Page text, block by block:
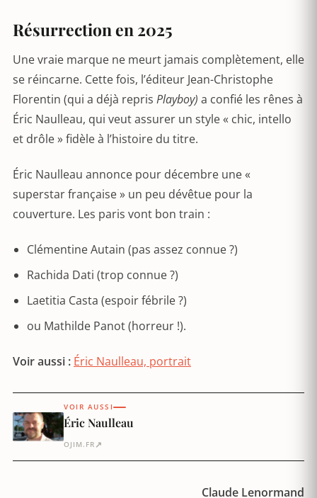
Résurrection en 2025
Une vraie marque ne meurt jamais complètement, elle
se réincarne. Cette fois, l’éditeur Jean-Christophe
Florentin (qui a déjà repris Playboy) a confié les rênes à
Éric Naulleau, qui veut assurer un style « chic, intello
et drôle » fidèle à l’histoire du titre.
Éric Naulleau annonce pour décembre une «
superstar française » un peu dévêtue pour la
couverture. Les paris vont bon train :
Clémentine Autain (pas assez connue ?)
Rachida Dati (trop connue ?)
Laetitia Casta (espoir fébrile ?)
ou Mathilde Panot (horreur !).
Voir aussi : Éric Naulleau, portrait
VOIR AUSSI
Éric Naulleau
OJIM.FR ↗
Claude Lenormand